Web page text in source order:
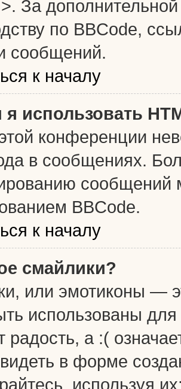
За
по BBCode,
сообщений.
к началу
я использовать
конференции
в сообщениях.
сообщений
BBCode.
к началу
смайлики?
или эмотиконы —
использованы
радость, а :(
в форме
используя